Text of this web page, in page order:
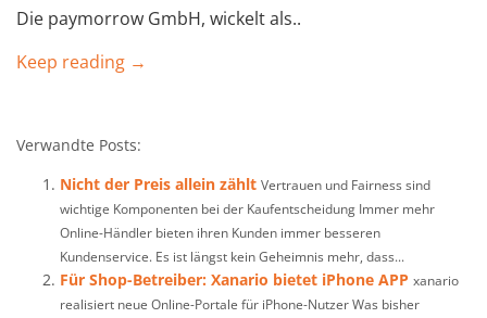
Die paymorrow GmbH, wickelt als..
Keep reading →
Verwandte Posts:
Nicht der Preis allein zählt Vertrauen und Fairness sind
wichtige Komponenten bei der Kaufentscheidung Immer mehr
Online-Händler bieten ihren Kunden immer besseren
Kundenservice. Es ist längst kein Geheimnis mehr, dass...
Für Shop-Betreiber: Xanario bietet iPhone APP xanario
realisiert neue Online-Portale für iPhone-Nutzer Was bisher